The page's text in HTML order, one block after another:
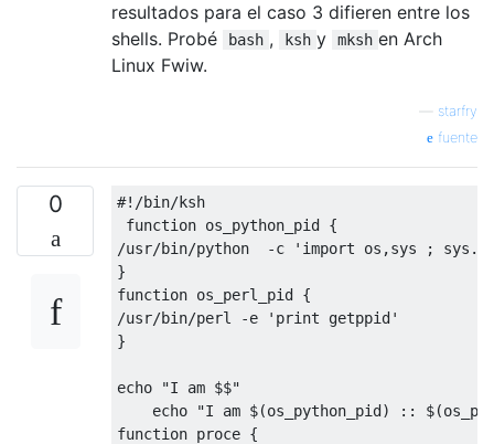
resultados para el caso 3 difieren entre los
shells. Probé
bash , ksh y mksh en Arch
Linux Fwiw.
starfry
fuente
0
#!/bin/ksh
function os_python_pid {
/usr/bin/python -c
'import os,sys ;
}
function os_perl_pid {
/usr/bin/perl -e
'print getppid'
}
echo
"I am $$"
    echo
"I am $(os_python_pid) ::
function proce {